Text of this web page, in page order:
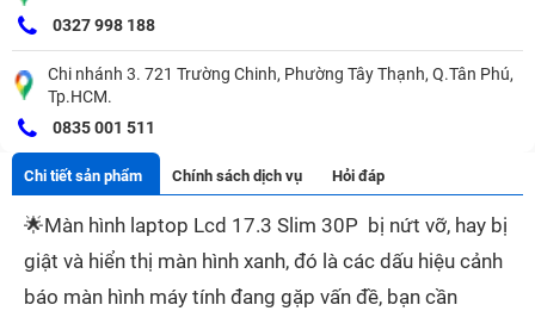
0327 998 188
Chi nhánh 3. 721 Trường Chinh, Phường Tây Thạnh, Q.Tân Phú,
Tp.HCM.
0835 001 511
Chi tiết sản phẩm Chính sách dịch vụ Hỏi đáp
🌟Màn hình laptop Lcd 17.3 Slim 30P bị nứt vỡ, hay bị
giật và hiển thị màn hình xanh, đó là các dấu hiệu cảnh
báo màn hình máy tính đang gặp vấn đề, bạn cần